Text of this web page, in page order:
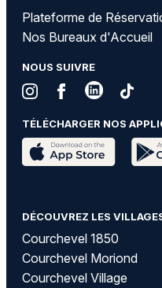
Plateforme de
Nos Bureaux d'Accueil
NOUS SUIVRE
TÉLÉCHARGER NOS
DÉCOUVREZ LES
Courchevel 1850
Courchevel Moriond
Courchevel Village